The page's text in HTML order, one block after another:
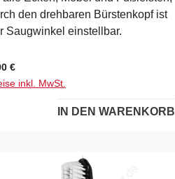
den drehbaren Bürstenkopf ist
Saugwinkel einstellbar.
Preis:
€
inkl. MwSt.
IN DEN WARENKORB